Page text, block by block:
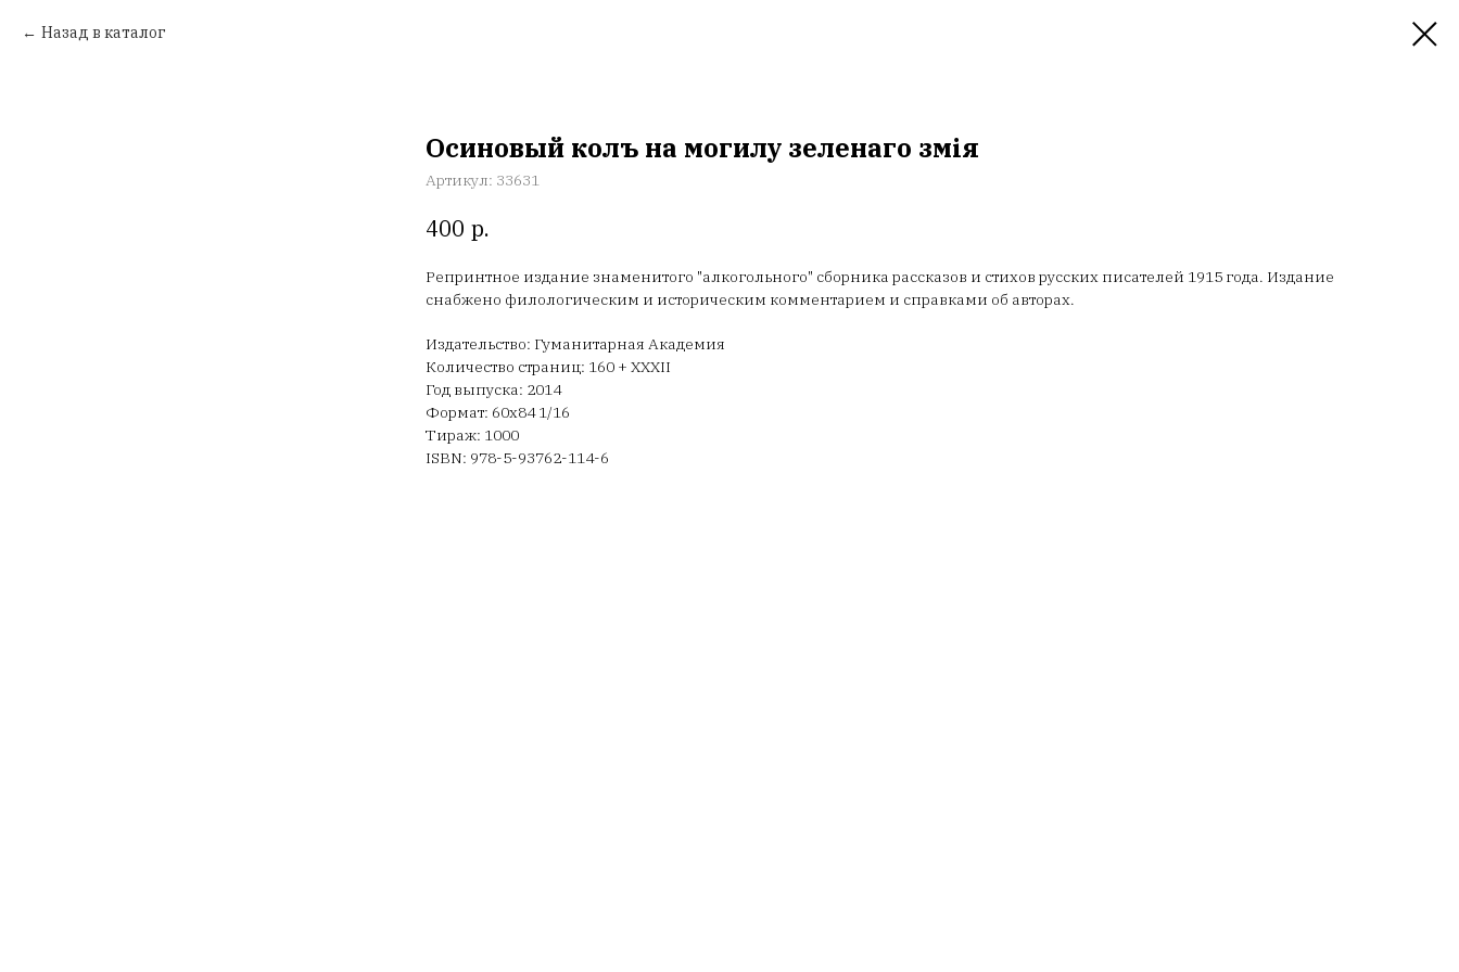
Назад в каталог
Осиновый колъ на могилу зеленаго змiя
Артикул: 33631
400 р.
Репринтное издание знаменитого "алкогольного" сборника рассказов и стихов русских писателей 1915 года. Издание
снабжено филологическим и историческим комментарием и справками об авторах.
Издательство: Гуманитарная Академия
Количество страниц: 160 + XXXII
Год выпуска: 2014
Формат: 60х84 1/16
Тираж: 1000
ISBN: 978-5-93762-114-6